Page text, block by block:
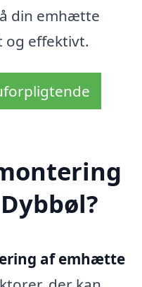
din emhætte
og effektivt.
af emhætte